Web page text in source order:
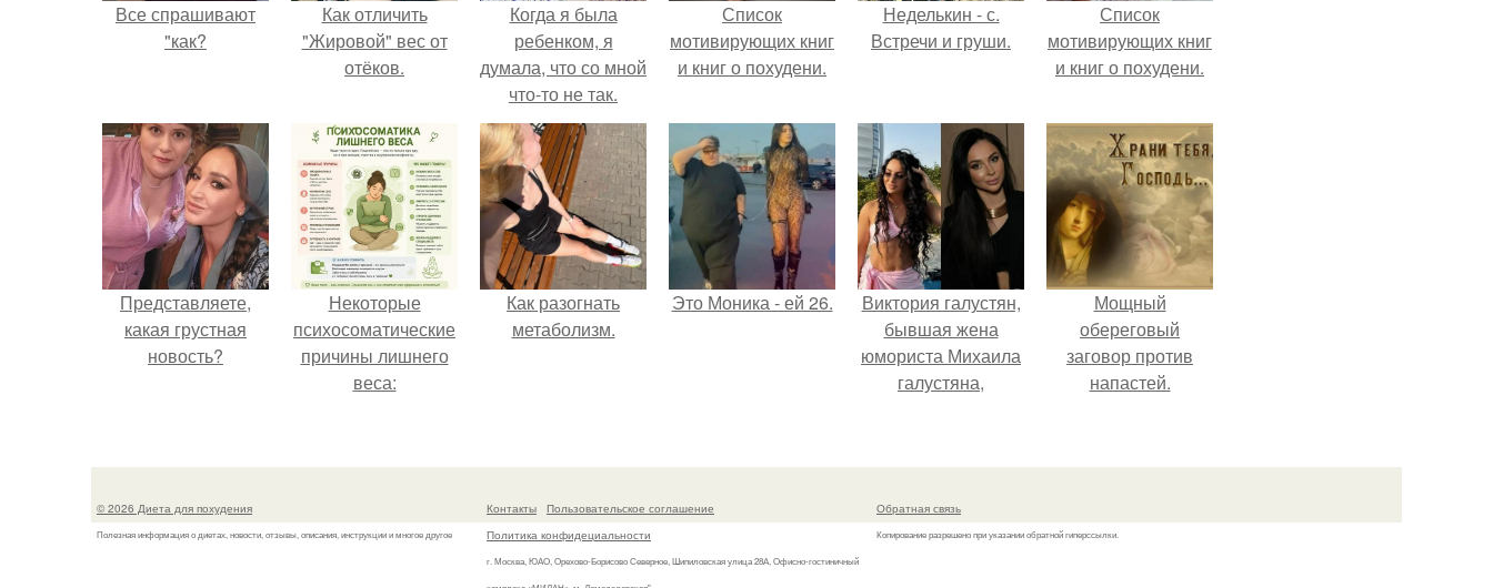
Все спрашивают
"как?
Как отличить
"Жировой" вес от
отёков.
Когда я была
ребенком, я
думала, что со мной
что-то не так.
Список
мотивирующих книг
и книг о похудени.
Неделькин - с.
Встречи и груши.
Список
мотивирующих книг
и книг о похудени.
Представляете,
какая грустная
новость?
Некоторые
психосоматические
причины лишнего
веса:
Как разогнать
метаболизм.
Это Моника - ей 26.
Виктория галустян,
бывшая жена
юмориста Михаила
галустяна,
последствиях
Мощный
обереговый
заговор против
напастей.
© 2026 Диета для похудения
Полезная информация о диетах, новости, отзывы, описания, инструкции и многое другое
Контакты
Пользовательское соглашение
Политика конфидециальности
г. Москва, ЮАО, Орехово-Борисово Северное, Шипиловская улица 28А, Офисно-гостиничный
Обратная связь
Копирование разрешено при указании обратной гиперссылки.